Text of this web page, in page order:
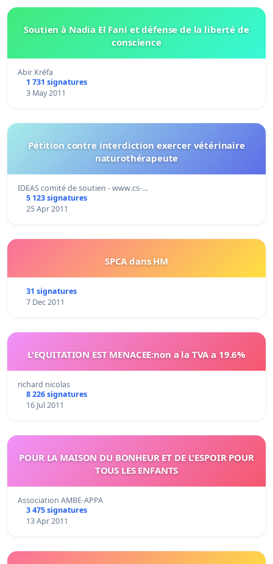
Soutien à Nadia El Fani et défense de la liberté de
conscience
Abir Kréfa
1 731 signatures
3 May 2011
Pétition contre interdiction exercer vétérinaire
naturothérapeute
IDEAS comité de soutien - www.cs-…
5 123 signatures
25 Apr 2011
SPCA dans HM
31 signatures
7 Dec 2011
L'EQUITATION EST MENACEE:non a la TVA a 19.6%
richard nicolas
8 226 signatures
16 Jul 2011
POUR LA MAISON DU BONHEUR ET DE L'ESPOIR POUR
TOUS LES ENFANTS
Association AMBE-APPA
3 475 signatures
13 Apr 2011